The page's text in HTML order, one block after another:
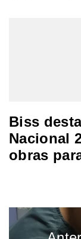
Biss
Nacional
obras